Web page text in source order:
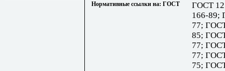
Нормативные ссылки на: ГОСТ
ГОСТ
166-89;
77;
85;
77;
77;
75;